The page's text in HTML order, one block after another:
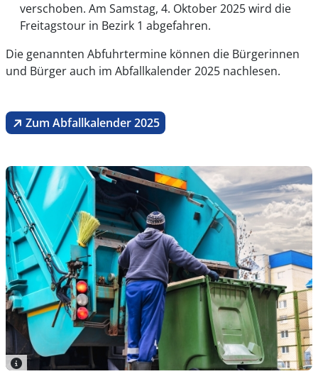
verschoben. Am Samstag, 4. Oktober 2025 wird die
Freitagstour in Bezirk 1 abgefahren.
Die genannten Abfuhrtermine können die Bürgerinnen
und Bürger auch im Abfallkalender 2025 nachlesen.
Zum Abfallkalender 2025